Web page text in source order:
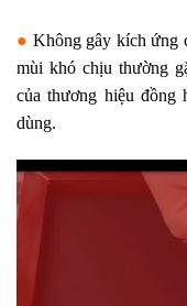
● Không gây kích ứng
mùi khó chịu thường
của thương hiệu đồng
dùng.